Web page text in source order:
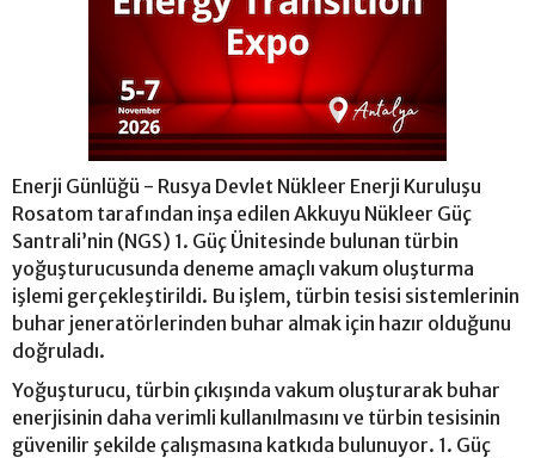
Enerji Günlüğü - Rusya Devlet Nükleer Enerji Kuruluşu
Rosatom tarafından inşa edilen Akkuyu Nükleer Güç
Santrali’nin (NGS) 1. Güç Ünitesinde bulunan türbin
yoğuşturucusunda deneme amaçlı vakum oluşturma
işlemi gerçekleştirildi. Bu işlem, türbin tesisi sistemlerinin
buhar jeneratörlerinden buhar almak için hazır olduğunu
doğruladı.
Yoğuşturucu, türbin çıkışında vakum oluşturarak buhar
enerjisinin daha verimli kullanılmasını ve türbin tesisinin
güvenilir şekilde çalışmasına katkıda bulunuyor. 1. Güç